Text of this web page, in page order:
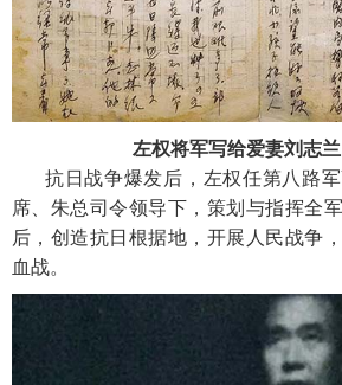
左权将军写给爱妻刘志
抗日战争爆发后，左权任第八路
席、朱总司令领导下，策划与指挥全
后，创造抗日根据地，开展人民战争
血战。